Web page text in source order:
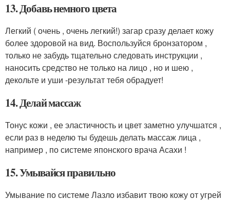
13. Добавь немного цвета
Легкий ( очень , очень легкий!) загар сразу делает кожу
более здоровой на вид. Воспользуйся бронзатором ,
только не забудь тщательно следовать инструкции ,
наносить средство не только на лицо , но и шею ,
декольте и уши -результат тебя обрадует!
14. Делай массаж
Тонус кожи , ее эластичность и цвет заметно улучшатся ,
если раз в неделю ты будешь делать массаж лица ,
например , по системе японского врача Асахи !
15. Умывайся правильно
Умывание по системе Лазло избавит твою кожу от угрей